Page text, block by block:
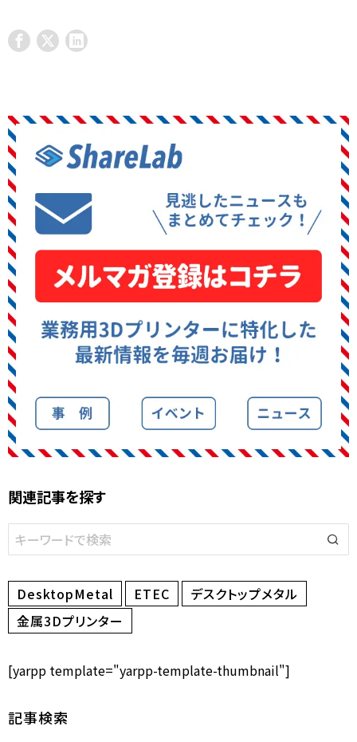
関連記事を探す
DesktopMetal ETEC
デスクトップメタル
金属3Dプリンター
[yarpp template="yarpp-template-thumbnail"]
記事検索